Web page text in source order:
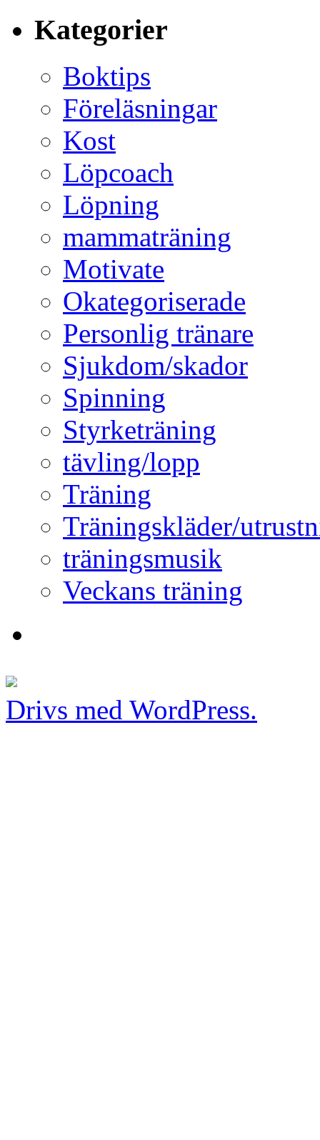
Kategorier
Boktips
Föreläsningar
Kost
Löpcoach
Löpning
mammaträning
Motivate
Okategoriserade
Personlig tränare
Sjukdom/skador
Spinning
Styrketräning
tävling/lopp
Träning
Träningskläder/
träningsmusik
Veckans träning
Drivs med WordPress.